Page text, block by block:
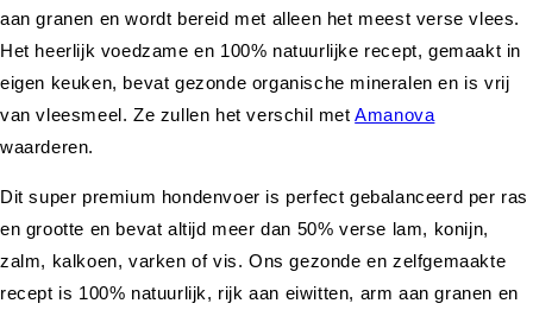
aan granen en wordt bereid met alleen het meest verse vlees.
Het heerlijk voedzame en 100% natuurlijke recept, gemaakt in
eigen keuken, bevat gezonde organische mineralen en is vrij
van vleesmeel. Ze zullen het verschil metAmanova
waarderen.
Dit super premium hondenvoer is perfect gebalanceerd per ras
en grootte en bevat altijd meer dan 50% verse lam, konijn,
zalm, kalkoen, varken of vis. Ons gezonde en zelfgemaakte
recept is 100% natuurlijk, rijk aan eiwitten, arm aan granen en